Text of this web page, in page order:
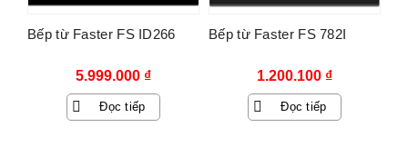
Bếp từ Faster FS ID266
5.999.000 ₫
Đọc tiếp
Bếp từ Faster FS 782I
1.200.100 ₫
Đọc tiếp